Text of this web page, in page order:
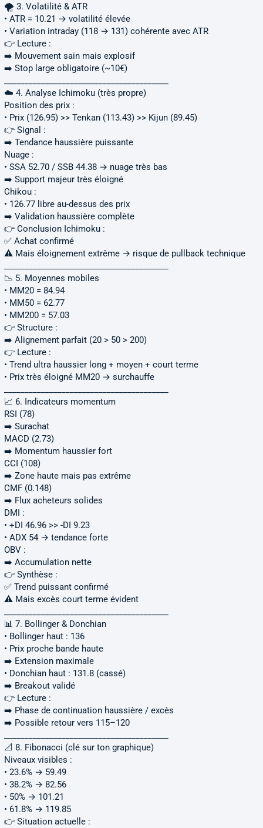
🌪 3. Volatilité & ATR
• ATR = 10.21 → volatilité élevée
• Variation intraday (118 → 131) cohérente avec ATR
👉 Lecture :
➡️ Mouvement sain mais explosif
➡️ Stop large obligatoire (~10€)
☁️ 4. Analyse Ichimoku (très propre)
Position des prix :
• Prix (126.95) >> Tenkan (113.43) >> Kijun (89.45)
👉 Signal :
➡️ Tendance haussière puissante
Nuage :
• SSA 52.70 / SSB 44.38 → nuage très bas
➡️ Support majeur très éloigné
Chikou :
• 126.77 libre au-dessus des prix
➡️ Validation haussière complète
👉 Conclusion Ichimoku :
✅ Achat confirmé
⚠️ Mais éloignement extrême → risque de pullback technique
📉 5. Moyennes mobiles
• MM20 = 84.94
• MM50 = 62.77
• MM200 = 57.03
👉 Structure :
➡️ Alignement parfait (20 > 50 > 200)
👉 Lecture :
• Trend ultra haussier long + moyen + court terme
• Prix très éloigné MM20 → surchauffe
📈 6. Indicateurs momentum
RSI (78)
➡️ Surachat
MACD (2.73)
➡️ Momentum haussier fort
CCI (108)
➡️ Zone haute mais pas extrême
CMF (0.148)
➡️ Flux acheteurs solides
DMI :
• +DI 46.96 >> -DI 9.23
• ADX 54 → tendance forte
OBV :
➡️ Accumulation nette
👉 Synthèse :
✅ Trend puissant confirmé
⚠️ Mais excès court terme évident
📊 7. Bollinger & Donchian
• Bollinger haut : 136
• Prix proche bande haute
➡️ Extension maximale
• Donchian haut : 131.8 (cassé)
➡️ Breakout validé
👉 Lecture :
➡️ Phase de continuation haussière / excès
➡️ Possible retour vers 115–120
📐 8. Fibonacci (clé sur ton graphique)
Niveaux visibles :
• 23.6% → 59.49
• 38.2% → 82.56
• 50% → 101.21
• 61.8% → 119.85
👉 Situation actuelle :